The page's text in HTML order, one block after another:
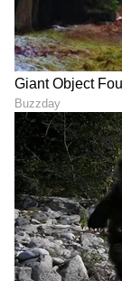
ಅದೃಷ್ಟ ಬಣ್ಣ:
ಅದೃಷ್ಟ ಸಂಖ್ಯೆ: